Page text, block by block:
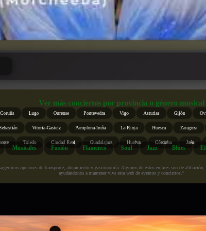
Ver más conciertos por provincia o género musical
Lugo Ourense Pontevedra Vigo Asturias Gijón
Vitoria-Gasteiz Pamplona-Iruña La Rioja Huesca Zaragoza
Toledo Ciudad Real Guadalajara Huelva Córdoba Jaén
Musicales Fusión Flamenco Soul Jazz Blues
opciones de transporte, alojamiento y gastronomía. Algunos de estos enlaces son de
ayudándonos a mantener viva esta web de eventos y conciertos.”